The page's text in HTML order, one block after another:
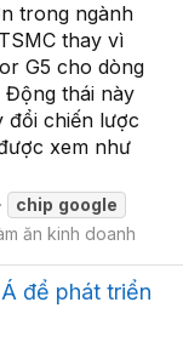
trong ngành
thay vì
G5 cho dòng
Động thái này
đổi chiến lược
xem như
chip google
ăn kinh doanh
để phát triển